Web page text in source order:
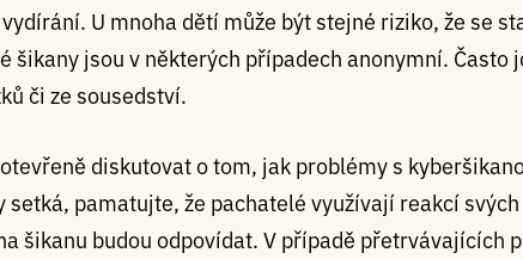
U mnoha dětí může být stejné riziko, že se
šikany jsou v některých případech anonymní. Často
či ze sousedství.
diskutovat o tom, jak problémy s
pamatujte, že pachatelé využívají reakcí
šikanu budou odpovídat. V případě přetrvávajících